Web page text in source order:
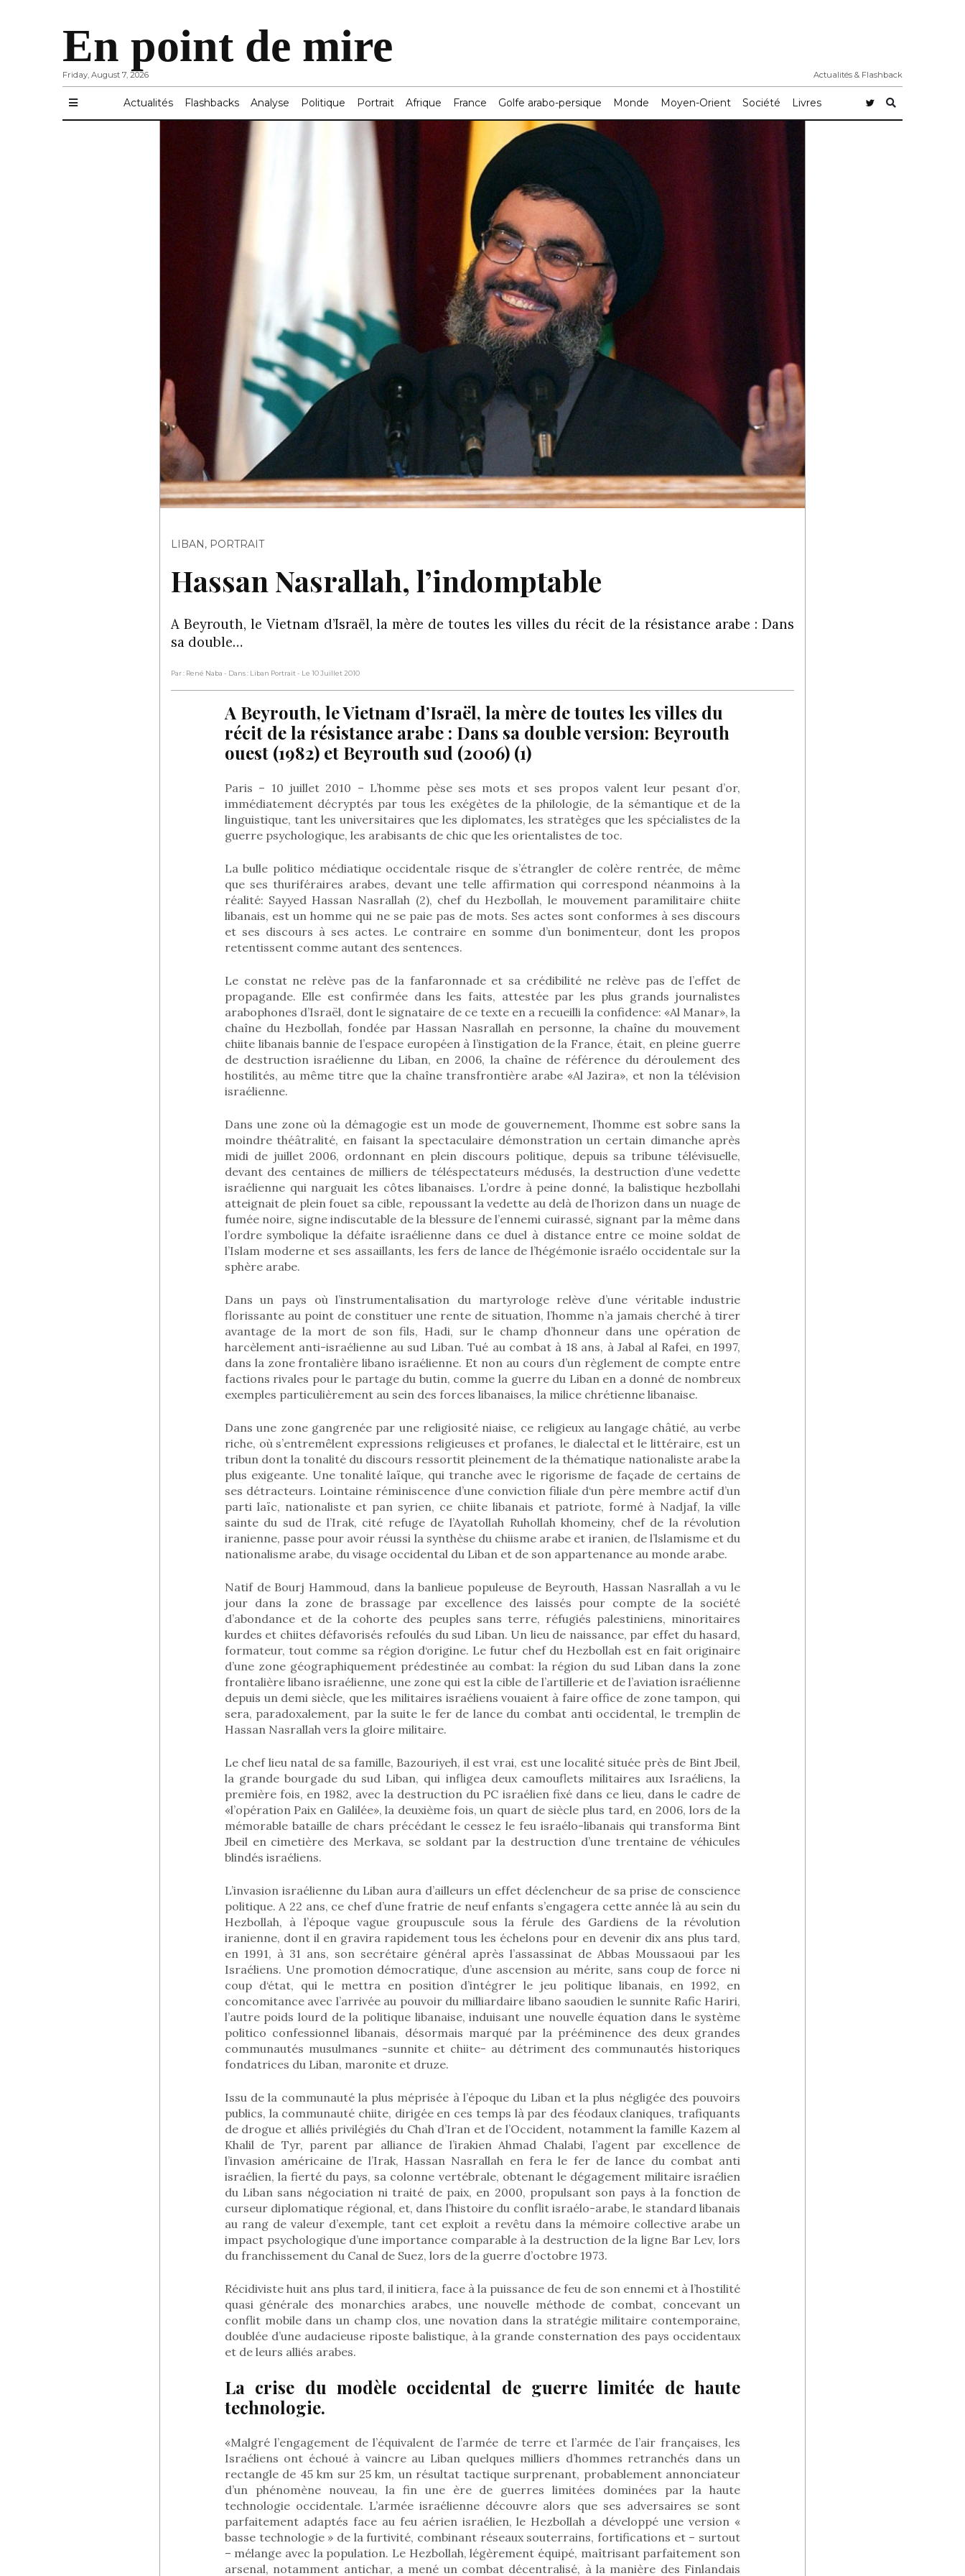
Friday, August 7, 2026
En point de mire
Actualités & Flashback
Actualités Flashbacks Analyse Politique Portrait Afrique France Golfe arabo-persique Monde Moyen-Orient Société Livres
LIBAN, PORTRAIT
Hassan Nasrallah, l’indomptable
A Beyrouth, le Vietnam d’Israël, la mère de toutes les villes du récit de la résistance arabe : Dans
sa double…
Par : René Naba - Dans : Liban Portrait- Le 10 Juillet 2010
A Beyrouth, le Vietnam d’Israël, la mère de toutes les villes du
récit de la résistance arabe : Dans sa double version: Beyrouth
ouest (1982) et Beyrouth sud (2006) (1)
Paris – 10 juillet 2010 – L’homme pèse ses mots et ses propos valent leur pesant d’or,
immédiatement décryptés par tous les exégètes de la philologie, de la sémantique et de la
linguistique, tant les universitaires que les diplomates, les stratèges que les spécialistes de la
guerre psychologique, les arabisants de chic que les orientalistes de toc.
La bulle politico médiatique occidentale risque de s’étrangler de colère rentrée, de même
que ses thuriféraires arabes, devant une telle affirmation qui correspond néanmoins à la
réalité: Sayyed Hassan Nasrallah (2), chef du Hezbollah, le mouvement paramilitaire chiite
libanais, est un homme qui ne se paie pas de mots. Ses actes sont conformes à ses discours
et ses discours à ses actes. Le contraire en somme d’un bonimenteur, dont les propos
retentissent comme autant des sentences.
Le constat ne relève pas de la fanfaronnade et sa crédibilité ne relève pas de l’effet de
propagande. Elle est confirmée dans les faits, attestée par les plus grands journalistes
arabophones d’Israël, dont le signataire de ce texte en a recueilli la confidence: «Al Manar», la
chaîne du Hezbollah, fondée par Hassan Nasrallah en personne, la chaîne du mouvement
chiite libanais bannie de l’espace européen à l’instigation de la France, était, en pleine guerre
de destruction israélienne du Liban, en 2006, la chaîne de référence du déroulement des
hostilités, au même titre que la chaîne transfrontière arabe «Al Jazira», et non la télévision
israélienne.
Dans une zone où la démagogie est un mode de gouvernement, l’homme est sobre sans la
moindre théâtralité, en faisant la spectaculaire démonstration un certain dimanche après
midi de juillet 2006, ordonnant en plein discours politique, depuis sa tribune télévisuelle,
devant des centaines de milliers de téléspectateurs médusés, la destruction d’une vedette
israélienne qui narguait les côtes libanaises. L’ordre à peine donné, la balistique hezbollahi
atteignait de plein fouet sa cible, repoussant la vedette au delà de l’horizon dans un nuage de
fumée noire, signe indiscutable de la blessure de l’ennemi cuirassé, signant par la même dans
l’ordre symbolique la défaite israélienne dans ce duel à distance entre ce moine soldat de
l’Islam moderne et ses assaillants, les fers de lance de l’hégémonie israélo occidentale sur la
sphère arabe.
Dans un pays où l’instrumentalisation du martyrologe relève d’une véritable industrie
florissante au point de constituer une rente de situation, l’homme n’a jamais cherché à tirer
avantage de la mort de son fils, Hadi, sur le champ d’honneur dans une opération de
harcèlement anti-israélienne au sud Liban. Tué au combat à 18 ans, à Jabal al Rafei, en 1997,
dans la zone frontalière libano israélienne. Et non au cours d’un règlement de compte entre
factions rivales pour le partage du butin, comme la guerre du Liban en a donné de nombreux
exemples particulièrement au sein des forces libanaises, la milice chrétienne libanaise.
Dans une zone gangrenée par une religiosité niaise, ce religieux au langage châtié, au verbe
riche, où s’entremêlent expressions religieuses et profanes, le dialectal et le littéraire, est un
tribun dont la tonalité du discours ressortit pleinement de la thématique nationaliste arabe la
plus exigeante. Une tonalité laïque, qui tranche avec le rigorisme de façade de certains de
ses détracteurs. Lointaine réminiscence d’une conviction filiale d‘un père membre actif d’un
parti laïc, nationaliste et pan syrien, ce chiite libanais et patriote, formé à Nadjaf, la ville
sainte du sud de l’Irak, cité refuge de l’Ayatollah Ruhollah khomeiny, chef de la révolution
iranienne, passe pour avoir réussi la synthèse du chiisme arabe et iranien, de l’lslamisme et du
nationalisme arabe, du visage occidental du Liban et de son appartenance au monde arabe.
Natif de Bourj Hammoud, dans la banlieue populeuse de Beyrouth, Hassan Nasrallah a vu le
jour dans la zone de brassage par excellence des laissés pour compte de la société
d’abondance et de la cohorte des peuples sans terre, réfugiés palestiniens, minoritaires
kurdes et chiites défavorisés refoulés du sud Liban. Un lieu de naissance, par effet du hasard,
formateur, tout comme sa région d‘origine. Le futur chef du Hezbollah est en fait originaire
d’une zone géographiquement prédestinée au combat: la région du sud Liban dans la zone
frontalière libano israélienne, une zone qui est la cible de l’artillerie et de l’aviation israélienne
depuis un demi siècle, que les militaires israéliens vouaient à faire office de zone tampon, qui
sera, paradoxalement, par la suite le fer de lance du combat anti occidental, le tremplin de
Hassan Nasrallah vers la gloire militaire.
Le chef lieu natal de sa famille, Bazouriyeh, il est vrai, est une localité située près de Bint Jbeil,
la grande bourgade du sud Liban, qui infligea deux camouflets militaires aux Israéliens, la
première fois, en 1982, avec la destruction du PC israélien fixé dans ce lieu, dans le cadre de
«l’opération Paix en Galilée», la deuxième fois, un quart de siècle plus tard, en 2006, lors de la
mémorable bataille de chars précédant le cessez le feu israélo-libanais qui transforma Bint
Jbeil en cimetière des Merkava, se soldant par la destruction d’une trentaine de véhicules
blindés israéliens.
L’invasion israélienne du Liban aura d’ailleurs un effet déclencheur de sa prise de conscience
politique. A 22 ans, ce chef d’une fratrie de neuf enfants s’engagera cette année là au sein du
Hezbollah, à l’époque vague groupuscule sous la férule des Gardiens de la révolution
iranienne, dont il en gravira rapidement tous les échelons pour en devenir dix ans plus tard,
en 1991, à 31 ans, son secrétaire général après l’assassinat de Abbas Moussaoui par les
Israéliens. Une promotion démocratique, d’une ascension au mérite, sans coup de force ni
coup d‘état, qui le mettra en position d’intégrer le jeu politique libanais, en 1992, en
concomitance avec l’arrivée au pouvoir du milliardaire libano saoudien le sunnite Rafic Hariri,
l’autre poids lourd de la politique libanaise, induisant une nouvelle équation dans le système
politico confessionnel libanais, désormais marqué par la prééminence des deux grandes
communautés musulmanes -sunnite et chiite- au détriment des communautés historiques
fondatrices du Liban, maronite et druze.
Issu de la communauté la plus méprisée à l’époque du Liban et la plus négligée des pouvoirs
publics, la communauté chiite, dirigée en ces temps là par des féodaux claniques, trafiquants
de drogue et alliés privilégiés du Chah d’Iran et de l’Occident, notamment la famille Kazem al
Khalil de Tyr, parent par alliance de l’irakien Ahmad Chalabi, l’agent par excellence de
l’invasion américaine de l’Irak, Hassan Nasrallah en fera le fer de lance du combat anti
israélien, la fierté du pays, sa colonne vertébrale, obtenant le dégagement militaire israélien
du Liban sans négociation ni traité de paix, en 2000, propulsant son pays à la fonction de
curseur diplomatique régional, et, dans l’histoire du conflit israélo-arabe, le standard libanais
au rang de valeur d’exemple, tant cet exploit a revêtu dans la mémoire collective arabe un
impact psychologique d’une importance comparable à la destruction de la ligne Bar Lev, lors
du franchissement du Canal de Suez, lors de la guerre d’octobre 1973.
Récidiviste huit ans plus tard, il initiera, face à la puissance de feu de son ennemi et à l’hostilité
quasi générale des monarchies arabes, une nouvelle méthode de combat, concevant un
conflit mobile dans un champ clos, une novation dans la stratégie militaire contemporaine,
doublée d’une audacieuse riposte balistique, à la grande consternation des pays occidentaux
et de leurs alliés arabes.
La crise du modèle occidental de guerre limitée de haute
technologie.
«Malgré l’engagement de l’équivalent de l’armée de terre et l’armée de l’air françaises, les
Israéliens ont échoué à vaincre au Liban quelques milliers d’hommes retranchés dans un
rectangle de 45 km sur 25 km, un résultat tactique surprenant, probablement annonciateur
d’un phénomène nouveau, la fin une ère de guerres limitées dominées par la haute
technologie occidentale. L’armée israélienne découvre alors que ses adversaires se sont
parfaitement adaptés face au feu aérien israélien, le Hezbollah a développé une version «
basse technologie » de la furtivité, combinant réseaux souterrains, fortifications et – surtout
– mélange avec la population. Le Hezbollah, légèrement équipé, maîtrisant parfaitement son
arsenal, notamment antichar, a mené un combat décentralisé, à la manière des Finlandais